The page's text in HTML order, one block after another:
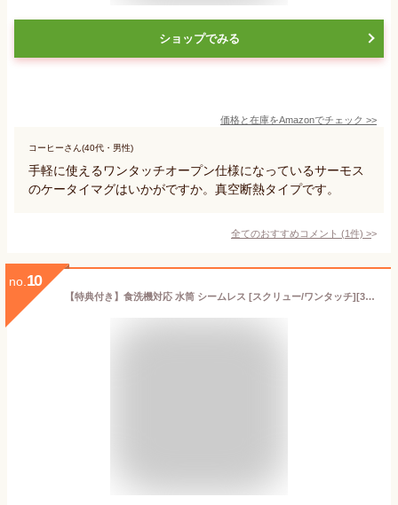
ショップでみる
価格と在庫をAmazonでチェック >>
コーヒーさん(40代・男性)
手軽に使えるワンタッチオープン仕様になっているサーモス
のケータイマグはいかがですか。真空断熱タイプです。
全てのおすすめコメント (1件) >
no. 10
【特典付き】食洗機対応 水筒 シームレス [スクリュー/ワンタッチ][350ml/500ml/700ml] | 水筒 食洗機 ボトル 洗いやすい すいとう 直飲み 子供 大人 軽い 保温 保冷 パッキンなし ゴムパッキン シリコン 軽量 無地 350 500 700 ステンレス パッキン一体